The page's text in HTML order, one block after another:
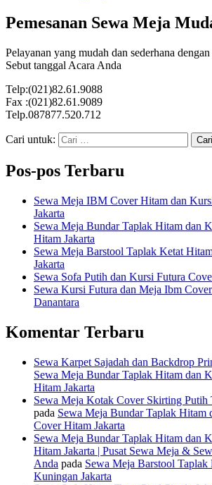
Pemesanan Sewa Meja
Pelayanan yang mudah dan sederhana dengan
Sebut tanggal Acara Anda
Telp:(021)82.61.9088
Fax :(021)82.61.9089
Telp.087877.520.712
Cari untuk:
Pos-pos Terbaru
Sewa Meja IBM Cover Hitam dan
Jakarta
Sewa Meja Bundar Taplak Hitam dan
Hitam Jakarta
Sewa Meja Barstool Taplak Ketat
Jakarta
Sewa Sofa Putih dan Kursi Futura
Sewa Kursi Futura dan Meja Ibm
Danantara
Komentar Terbaru
Sewa Karpet Sajadah dan Backdrop
Sewa Meja Bundar Taplak Hitam dan
Hitam Jakarta
Sewa Meja Kotak Cover Skirting Putih
pada Sewa Meja Bundar Taplak Hitam
Cover Hitam Jakarta
Sewa Meja Bundar Taplak Hitam dan
Hitam Jakarta | Pusat Sewa Meja &
Anda pada Sewa Meja Barstool
Kuningan Jakarta